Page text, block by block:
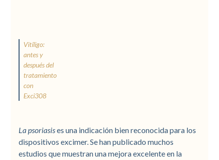
Vitíligo:
antes y
después del
tratamiento
con
Exci308
La psoriasises una indicación bien reconocida para los
dispositivos excimer. Se han publicado muchos
estudios que muestran una mejora excelente en la